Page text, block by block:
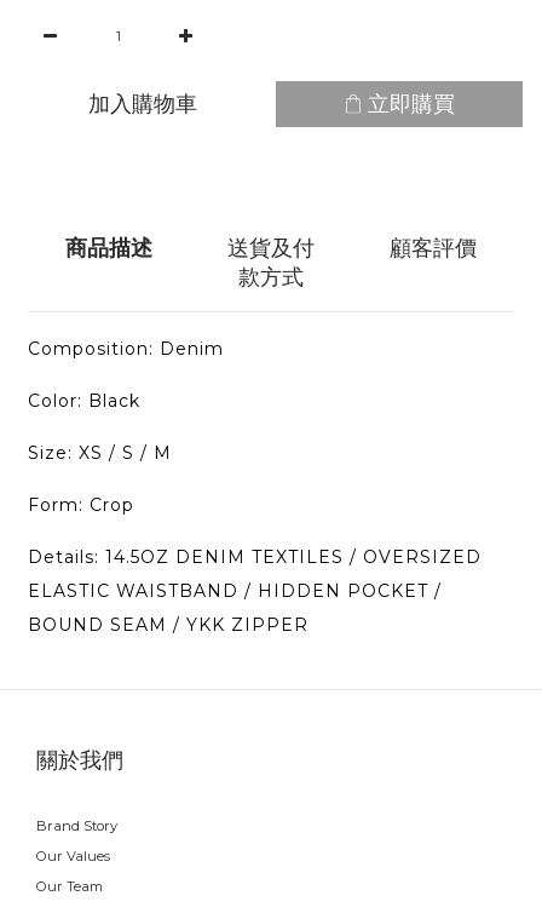
加入購物車 立即購買
商品描述
送貨及付
款方式
顧客評價
Composition: Denim
Color: Black
Size: XS / S / M
Form: Crop
Details: 14.5OZ DENIM TEXTILES / OVERSIZED
ELASTIC WAISTBAND / HIDDEN POCKET /
BOUND SEAM / YKK ZIPPER
關於我們
Brand Story
Our Values
Our Team